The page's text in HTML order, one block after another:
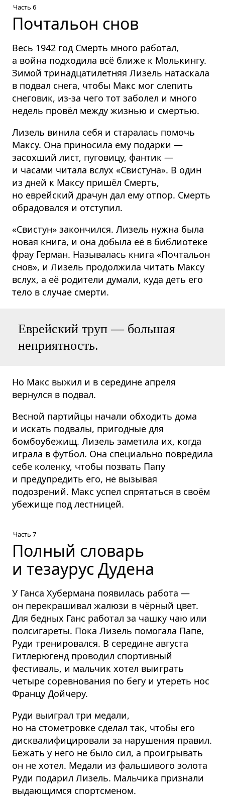
Часть 6
Почтальон снов
Весь 1942 год Смерть много работал,
а война подходила всё ближе к Молькингу.
Зимой тринадца­тилетняя Лизель натаскала
в подвал снега, чтобы Макс мог слепить
снеговик, из-за чего тот заболел и много
недель провёл между жизнью и смертью.
Лизель винила себя и старалась помочь
Максу. Она приносила ему подарки —
засохший лист, пуговицу, фантик —
и часами читала вслух «Свистуна». В один
из дней к Максу пришёл Смерть,
но еврейский драчун дал ему отпор. Смерть
обрадовался и отступил.
«Свистун» закончился. Лизель нужна была
новая книга, и она добыла её в библиотеке
фрау Герман. Называлась книга «Почтальон
снов», и Лизель продолжила читать Максу
вслух, а её родители думали, куда деть его
тело в случае смерти.
Еврейский труп — большая
неприятность.
Но Макс выжил и в середине апреля
вернулся в подвал.
Весной партийцы начали обходить дома
и искать подвалы, пригодные для
бомбоубежищ. Лизель заметила их, когда
играла в футбол. Она специально повредила
себе коленку, чтобы позвать Папу
и предупредить его, не вызывая
подозрений. Макс успел спрятаться в своём
убежище под лестницей.
Часть 7
Полный словарь
и тезаурус Дудена
У Ганса Хубермана появилась работа —
он перекрашивал жалюзи в чёрный цвет.
Для бедных Ганс работал за чашку чаю или
полсигареты. Пока Лизель помогала Папе,
Руди тренировался. В середине августа
Гитлерюгенд проводил спортивный
фестиваль, и мальчик хотел выиграть
четыре соревнования по бегу и утереть нос
Францу Дойчеру.
Руди выиграл три медали,
но на стометровке сделал так, чтобы его
дисквали­фи­цировали за нарушения правил.
Бежать у него не было сил, а проигрывать
он не хотел. Медали из фальшивого золота
Руди подарил Лизель. Мальчика признали
выдающимся спортсменом.